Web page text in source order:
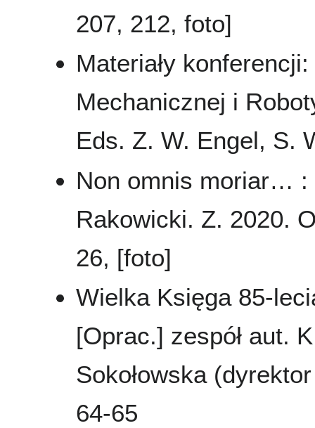
207, 212, foto]
Materiały
Mechanicznej i
Eds. Z. W. Engel, S.
Non omnis moriar… :
Rakowicki. Z. 2020.
26, [foto]
Wielka Księga 85-
[Oprac.] zespół aut.
Sokołowska
64-65